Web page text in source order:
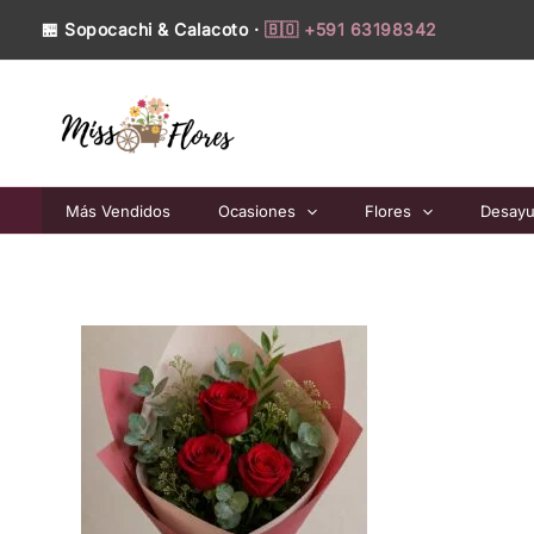
🏪 Sopocachi & Calacoto · 🇧🇴 +591 63198342
Más Vendidos Ocasiones Flores